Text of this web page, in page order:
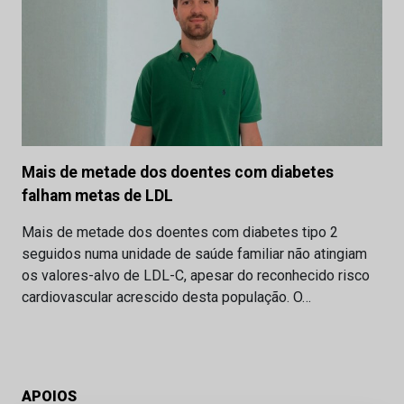
Mais de metade dos doentes com diabetes
falham metas de LDL
Mais de metade dos doentes com diabetes tipo 2
seguidos numa unidade de saúde familiar não atingiam
os valores-alvo de LDL-C, apesar do reconhecido risco
cardiovascular acrescido desta população. O…
APOIOS